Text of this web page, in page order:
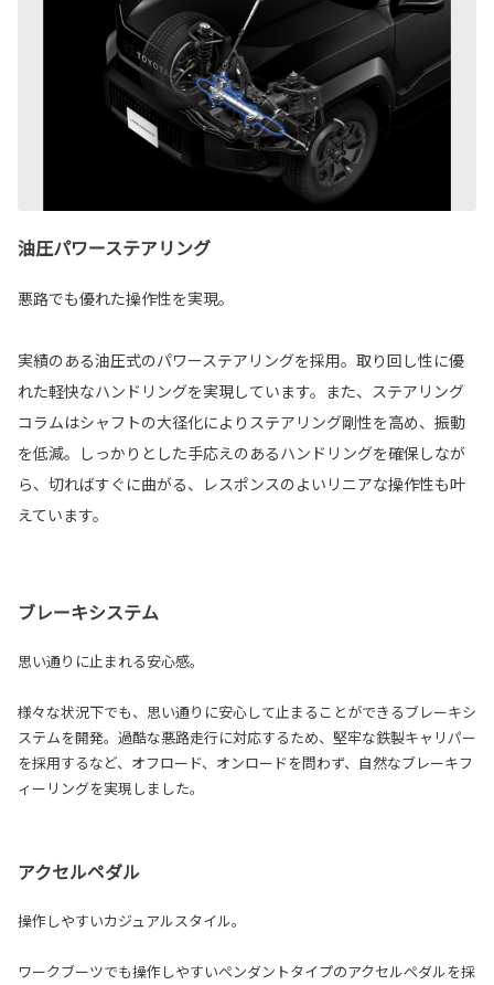
油圧パワーステアリング
悪路でも優れた操作性を実現。
実績のある油圧式のパワーステアリングを採用。取り回し性に優
れた軽快なハンドリングを実現しています。また、ステアリング
コラムはシャフトの大径化によりステアリング剛性を高め、振動
を低減。しっかりとした手応えのあるハンドリングを確保しなが
ら、切ればすぐに曲がる、レスポンスのよいリニアな操作性も叶
えています。
ブレーキシステム
思い通りに止まれる安心感。
様々な状況下でも、思い通りに安心して止まることができるブレーキシ
ステムを開発。過酷な悪路走行に対応するため、堅牢な鉄製キャリパー
を採用するなど、オフロード、オンロードを問わず、自然なブレーキフ
ィーリングを実現しました。
アクセルペダル
操作しやすいカジュアルスタイル。
ワークブーツでも操作しやすいペンダントタイプのアクセルペダルを採